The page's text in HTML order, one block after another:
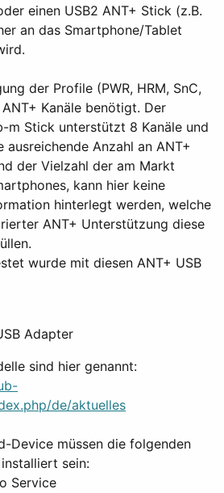
einen USB2 ANT+ Stick (z.B.
an das Smartphone/Tablet
der Profile (PWR, HRM, SnC,
Kanäle benötigt. Der
m Stick unterstützt 8 Kanäle und
ausreichende Anzahl an ANT+
der Vielzahl der am Markt
kann hier keine
hinterlegt werden, welche
ANT+ Unterstützung diese
wurde mit diesen ANT+ USB
Adapter
sind hier genannt:
de/aktuelles
Device müssen die folgenden
sein:
Service